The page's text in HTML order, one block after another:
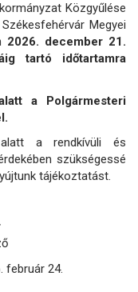
Közgyűlése
Megyei
2026. december 21.
tartó időtartamra
a Polgármesteri
a rendkívüli és
szükségessé
tájékoztatást.
február 24.